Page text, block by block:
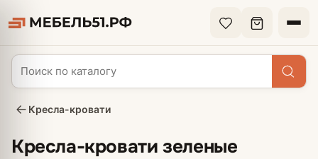
Кресла-кровати
Кресла-кровати зеленые